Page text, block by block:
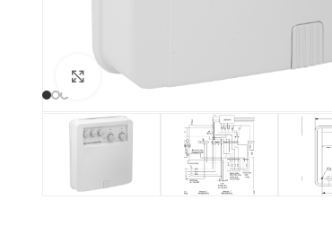
Clicca per ingrandire